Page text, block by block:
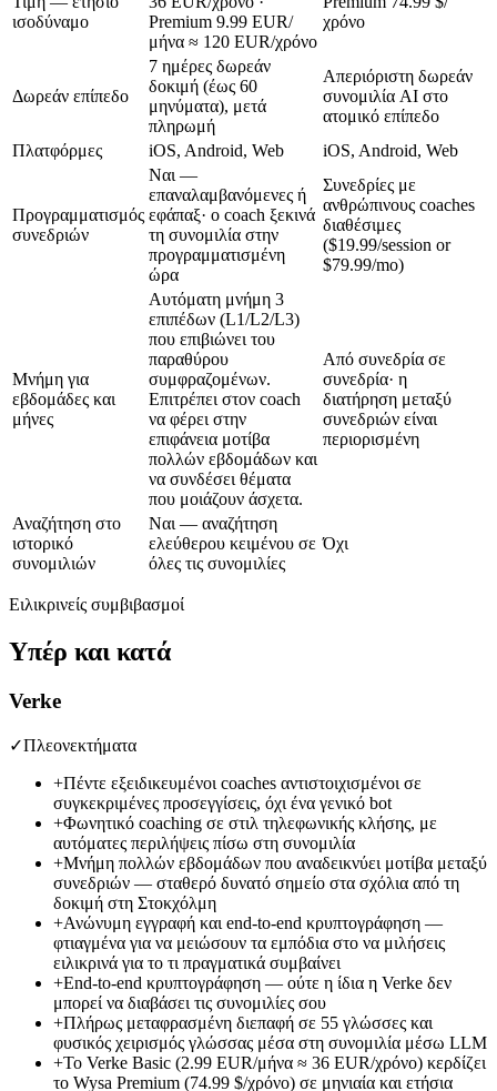
ισοδύναμο
Premium 9.99 EUR/
μήνα ≈ 120 EUR/χρόνο
χρόνο
Δωρεάν επίπεδο
7 ημέρες δωρεάν
δοκιμή (έως 60
μηνύματα), μετά
πληρωμή
Απεριόριστη δωρεάν
συνομιλία AI στο
ατομικό επίπεδο
Πλατφόρμες
iOS, Android, Web iOS, Android, Web
Προγραμματισμός
συνεδριών
Ναι —
επαναλαμβανόμενες ή
εφάπαξ· ο coach ξεκινά
τη συνομιλία στην
προγραμματισμένη
ώρα
Συνεδρίες με
ανθρώπινους coaches
διαθέσιμες
($19.99/session or
$79.99/mo)
Μνήμη για
εβδομάδες και
μήνες
Αυτόματη μνήμη 3
επιπέδων (L1/L2/L3)
που επιβιώνει του
παραθύρου
συμφραζομένων.
Επιτρέπει στον coach
να φέρει στην
επιφάνεια μοτίβα
πολλών εβδομάδων και
να συνδέσει θέματα
που μοιάζουν άσχετα.
Από συνεδρία σε
συνεδρία· η
διατήρηση μεταξύ
συνεδριών είναι
περιορισμένη
Αναζήτηση στο
ιστορικό
συνομιλιών
Ναι — αναζήτηση
ελεύθερου κειμένου σε
όλες τις συνομιλίες
Όχι
Ειλικρινείς συμβιβασμοί
Υπέρ και κατά
Verke
✓Πλεονεκτήματα
+Πέντε εξειδικευμένοι coaches αντιστοιχισμένοι σε
συγκεκριμένες προσεγγίσεις, όχι ένα γενικό bot
+Φωνητικό coaching σε στιλ τηλεφωνικής κλήσης, με
αυτόματες περιλήψεις πίσω στη συνομιλία
+Μνήμη πολλών εβδομάδων που αναδεικνύει μοτίβα μεταξύ
συνεδριών — σταθερό δυνατό σημείο στα σχόλια από τη
δοκιμή στη Στοκχόλμη
+Ανώνυμη εγγραφή και end-to-end κρυπτογράφηση —
φτιαγμένα για να μειώσουν τα εμπόδια στο να μιλήσεις
ειλικρινά για το τι πραγματικά συμβαίνει
+End-to-end κρυπτογράφηση — ούτε η ίδια η Verke δεν
μπορεί να διαβάσει τις συνομιλίες σου
+Πλήρως μεταφρασμένη διεπαφή σε 55 γλώσσες και
φυσικός χειρισμός γλώσσας μέσα στη συνομιλία μέσω LLM
+Το Verke Basic (2.99 EUR/μήνα ≈ 36 EUR/χρόνο) κερδίζει
το Wysa Premium (74.99 $/χρόνο) σε μηνιαία και ετήσια